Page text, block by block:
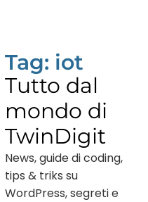
Tag: iot
Tutto dal
mondo di
TwinDigit
News, guide di coding,
tips & triks su
WordPress, segreti e